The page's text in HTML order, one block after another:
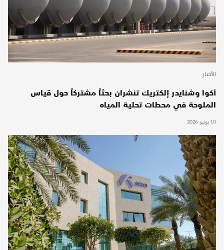
الأخبار
أكوا وشنايدر إلكتريك تنشران بحثاً مشتركاً حول قياس
الملوحة في محطات تحلية المياه
10 يونيو 2026